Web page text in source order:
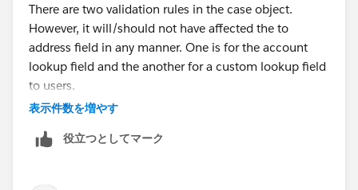
There are two validation rules in the case object.
However, it will/should not have affected the to
address field in any manner. One is for the account
lookup field and the another for a custom lookup field
to users.
Object.
表示件数を増やす
役立つとしてマーク